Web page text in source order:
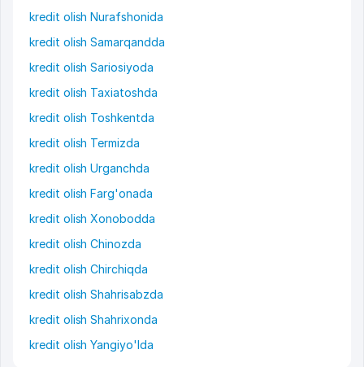
kredit olish Nurafshonida
kredit olish Samarqandda
kredit olish Sariosiyoda
kredit olish Taxiatoshda
kredit olish Toshkentda
kredit olish Termizda
kredit olish Urganchda
kredit olish Farg'onada
kredit olish Xonobodda
kredit olish Chinozda
kredit olish Chirchiqda
kredit olish Shahrisabzda
kredit olish Shahrixonda
kredit olish Yangiyo'lda